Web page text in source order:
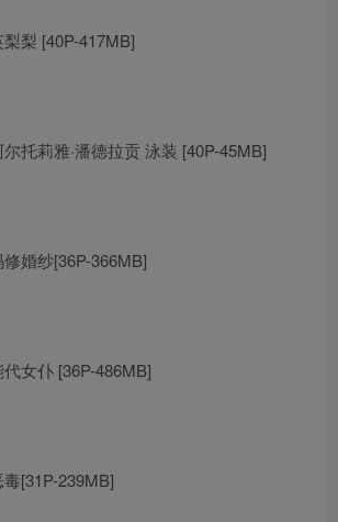
梨 [40P-417MB]
托莉雅·潘德拉贡 泳装 [40P-45MB]
婚纱[36P-366MB]
女仆 [36P-486MB]
[31P-239MB]